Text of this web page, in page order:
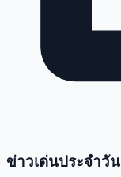
ข่าวเด่นประจำวัน